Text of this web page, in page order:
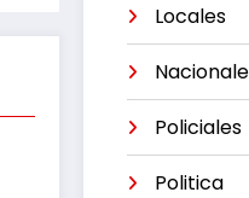
Locales
Policiales
Politica